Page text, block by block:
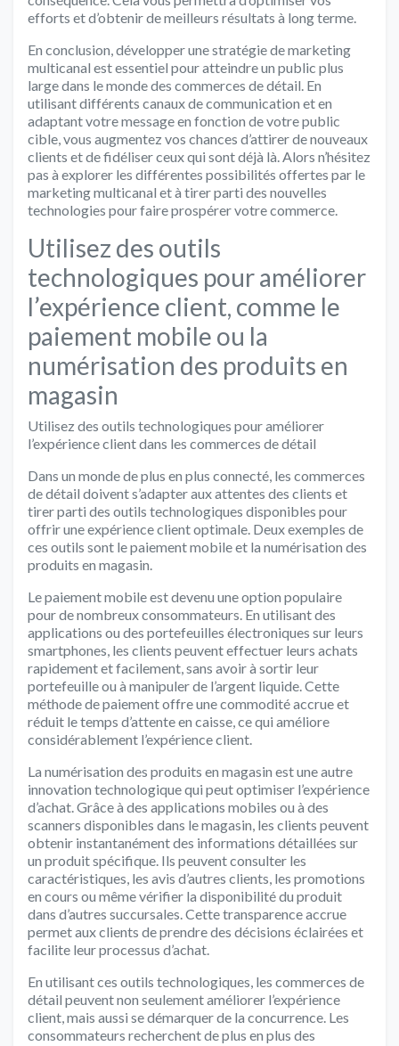
efforts et d’obtenir de meilleurs résultats à long terme.
En conclusion, développer une stratégie de marketing
multicanal est essentiel pour atteindre un public plus
large dans le monde des commerces de détail. En
utilisant différents canaux de communication et en
adaptant votre message en fonction de votre public
cible, vous augmentez vos chances d’attirer de nouveaux
clients et de fidéliser ceux qui sont déjà là. Alors n’hésitez
pas à explorer les différentes possibilités offertes par le
marketing multicanal et à tirer parti des nouvelles
technologies pour faire prospérer votre commerce.
Utilisez des outils
technologiques pour améliorer
l’expérience client, comme le
paiement mobile ou la
numérisation des produits en
magasin
Utilisez des outils technologiques pour améliorer
l’expérience client dans les commerces de détail
Dans un monde de plus en plus connecté, les commerces
de détail doivent s’adapter aux attentes des clients et
tirer parti des outils technologiques disponibles pour
offrir une expérience client optimale. Deux exemples de
ces outils sont le paiement mobile et la numérisation des
produits en magasin.
Le paiement mobile est devenu une option populaire
pour de nombreux consommateurs. En utilisant des
applications ou des portefeuilles électroniques sur leurs
smartphones, les clients peuvent effectuer leurs achats
rapidement et facilement, sans avoir à sortir leur
portefeuille ou à manipuler de l’argent liquide. Cette
méthode de paiement offre une commodité accrue et
réduit le temps d’attente en caisse, ce qui améliore
considérablement l’expérience client.
La numérisation des produits en magasin est une autre
innovation technologique qui peut optimiser l’expérience
d’achat. Grâce à des applications mobiles ou à des
scanners disponibles dans le magasin, les clients peuvent
obtenir instantanément des informations détaillées sur
un produit spécifique. Ils peuvent consulter les
caractéristiques, les avis d’autres clients, les promotions
en cours ou même vérifier la disponibilité du produit
dans d’autres succursales. Cette transparence accrue
permet aux clients de prendre des décisions éclairées et
facilite leur processus d’achat.
En utilisant ces outils technologiques, les commerces de
détail peuvent non seulement améliorer l’expérience
client, mais aussi se démarquer de la concurrence. Les
consommateurs recherchent de plus en plus des